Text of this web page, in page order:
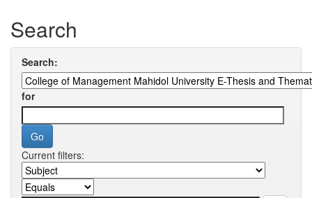
Search
Search:
for
Current filters: